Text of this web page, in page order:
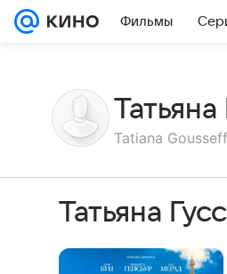
Фильмы
Tatiana Gousseff
Татьяна